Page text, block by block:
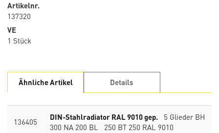
Artikelnr.
137320
VE
1 Stück
Ähnliche Artikel Details
136405 DIN-Stahlradiator RAL 9010 gep. 5 Glieder BH
300 NA 200 BL 250 BT 250 RAL 9010